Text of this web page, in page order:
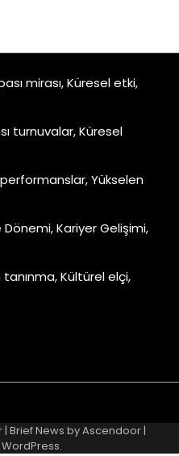
mirası, Küresel etki,
turnuvalar, Küresel
Yükselen
Kariyer Gelişimi,
tanınma, Kültürel elçi,
Conditions
| Brief News byAscendoor|
WordPress.